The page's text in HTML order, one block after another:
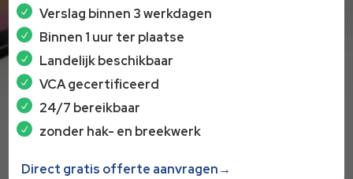
Verslag binnen 3 werkdagen
Binnen 1 uur ter plaatse
Landelijk beschikbaar
VCA gecertificeerd
24/7 bereikbaar
zonder hak- en breekwerk
Direct gratis offerte aanvragen→